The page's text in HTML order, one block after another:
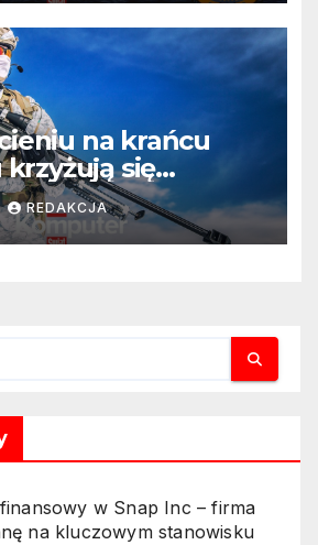
na krańcu
się
mocarstw
REDAKCJA
w Snap Inc – firma
na kluczowym stanowisku